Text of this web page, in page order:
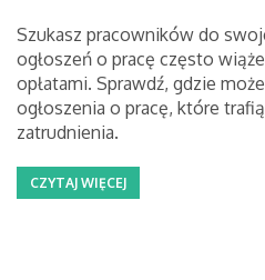
Szukasz pracowników do
ogłoszeń o pracę często
opłatami. Sprawdź, gdzie
ogłoszenia o pracę, które
zatrudnienia.
CZYTAJ WIĘCEJ